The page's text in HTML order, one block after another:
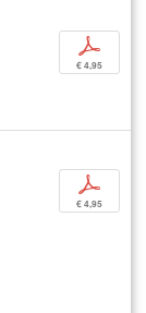
p
€ 4,95
p
€ 4,95